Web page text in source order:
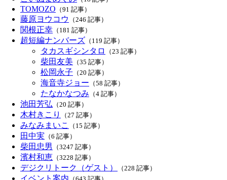
TOMOZO （91 記事）
藤原ヨウコウ （246 記事）
関根正幸 （181 記事）
超短編ナンバーズ （119 記事）
タカスギシンタロ （23 記事）
柴田友美 （35 記事）
松岡永子 （20 記事）
海音寺ジョー （58 記事）
たなかなつみ （4 記事）
池田芳弘 （20 記事）
木村きこり （27 記事）
みなみまいこ （15 記事）
田中実 （6 記事）
柴田忠男 （3247 記事）
濱村和恵 （3228 記事）
デジクリトーク（ゲスト） （228 記事）